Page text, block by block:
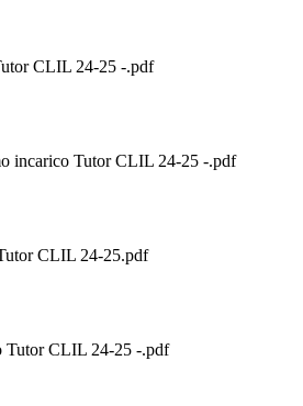
CLIL 24-25 -.pdf
incarico Tutor CLIL 24-25 -.pdf
CLIL 24-25.pdf
Tutor CLIL 24-25 -.pdf